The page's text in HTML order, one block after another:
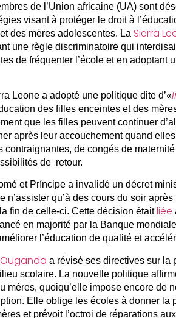
de l’Union africaine (UA) sont
visant à protéger le droit à
des mères adolescentes. La Sierra
une règle discriminatoire qui
de fréquenter l’école et en adoptant
Leone a adopté une politique dite d’«
des filles enceintes et des
que les filles peuvent continuer
après leur accouchement quand
contraignantes, de congés de
de retour.
et Príncipe a invalidé un décret
n’assister qu’à des cours du soir
fin de celle-ci. Cette décision étaitliée
en majorité par la Banque
l’éducation de qualité et
Ouganda a révisé ses directives sur la
scolaire. La nouvelle politique
mères, quoiqu’elle impose encore de
Elle oblige les écoles à donner la
et prévoit l’octroi de réparations